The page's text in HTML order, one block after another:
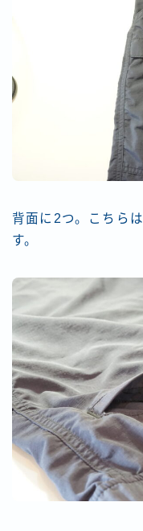
背面に2つ。こちら
す。